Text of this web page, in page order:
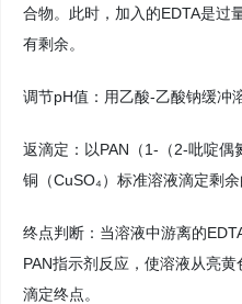
合物。此时，加入的EDTA是过
有剩余。
调节pH值：用乙酸-乙酸钠缓冲
返滴定：以PAN（1-（2-吡啶
铜（CuSO₄）标准溶液滴定剩余
终点判断：当溶液中游离的
PAN指示剂反应，使溶液从亮
滴定终点。